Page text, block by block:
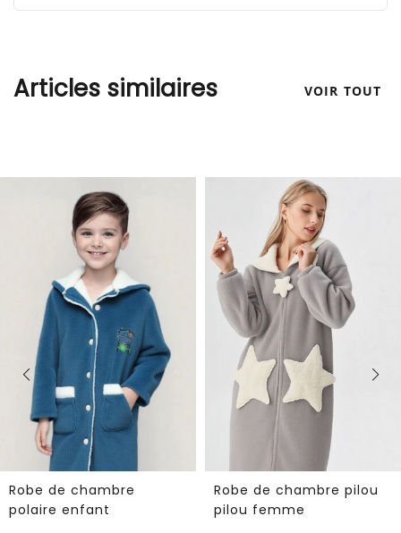
Articles similaires VOIR TOUT
Robe de chambre pilou
pilou femme
Robe de chambre
enfant fille